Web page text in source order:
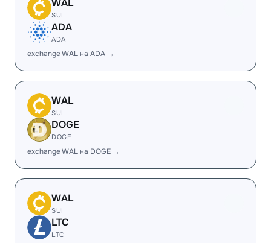
WAL
SUI
ADA
ADA
exchange WAL на ADA →
WAL
SUI
DOGE
DOGE
exchange WAL на DOGE →
WAL
SUI
LTC
LTC